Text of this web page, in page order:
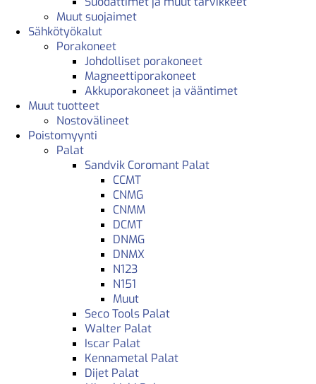
Muut suojaimet
Sähkötyökalut
Porakoneet
Johdolliset porakoneet
Magneettiporakoneet
Akkuporakoneet ja vääntimet
Muut tuotteet
Nostovälineet
Poistomyynti
Palat
Sandvik Coromant Palat
CCMT
CNMG
CNMM
DCMT
DNMG
DNMX
N123
N151
Muut
Seco Tools Palat
Walter Palat
Iscar Palat
Kennametal Palat
Dijet Palat